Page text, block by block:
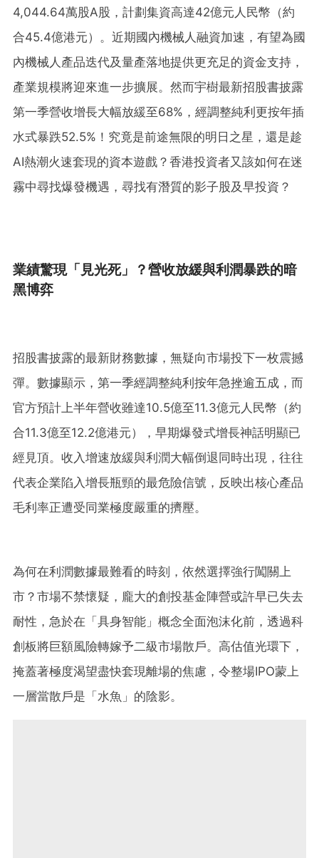
4,044.64萬股A股，計劃集資高達42億元人民幣（約
合45.4億港元）。近期國內機械人融資加速，有望為國
內機械人產品迭代及量產落地提供更充足的資金支持，
產業規模將迎來進一步擴展。然而宇樹最新招股書披露
第一季營收增長大幅放緩至68%，經調整純利更按年插
水式暴跌52.5%！究竟是前途無限的明日之星，還是趁
AI熱潮火速套現的資本遊戲？香港投資者又該如何在迷
霧中尋找爆發機遇，尋找有潛質的影子股及早投資？
業績驚現「見光死」？營收放緩與利潤暴跌的暗
黑博弈
招股書披露的最新財務數據，無疑向市場投下一枚震撼
彈。數據顯示，第一季經調整純利按年急挫逾五成，而
官方預計上半年營收雖達10.5億至11.3億元人民幣（約
合11.3億至12.2億港元），早期爆發式增長神話明顯已
經見頂。收入增速放緩與利潤大幅倒退同時出現，往往
代表企業陷入增長瓶頸的最危險信號，反映出核心產品
毛利率正遭受同業極度嚴重的擠壓。
為何在利潤數據最難看的時刻，依然選擇強行闖關上
市？市場不禁懷疑，龐大的創投基金陣營或許早已失去
耐性，急於在「具身智能」概念全面泡沫化前，透過科
創板將巨額風險轉嫁予二級市場散戶。高估值光環下，
掩蓋著極度渴望盡快套現離場的焦慮，令整場IPO蒙上
一層當散戶是「水魚」的陰影。